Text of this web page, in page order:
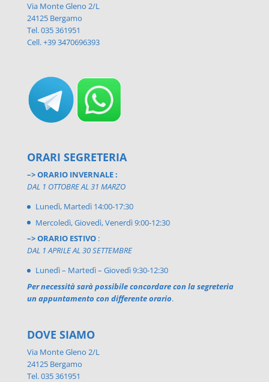
Via Monte Gleno 2/L
24125 Bergamo
Tel. 035 361951
Cell. +39 3470696393
ORARI SEGRETERIA
–> ORARIO INVERNALE :
DAL 1 OTTOBRE AL 31 MARZO
Lunedì, Martedì 14:00-17:30
Mercoledì, Giovedì, Venerdì 9:00-12:30
–> ORARIO ESTIVO:
DAL 1 APRILE AL 30 SETTEMBRE
Lunedì – Martedì – Giovedì 9:30-12:30
Per necessità sarà possibile concordare con la segreteria
un appuntamento con differente orario.
DOVE SIAMO
Via Monte Gleno 2/L
24125 Bergamo
Tel. 035 361951